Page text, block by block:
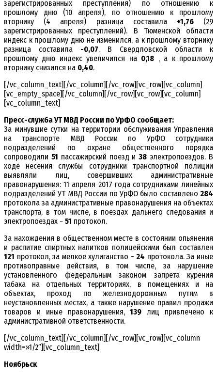
зарегистрированных преступления) по отношению к
прошлому дню (10 апреля), по отношению к прошлому
вторнику (4 апреля) разница составила +1,76(29
зарегистрированных преступлений). В Тюменской области
индекс к прошлому дню не изменился, а к прошлому вторнику
разница составила -0,07. В Свердловской области к
прошлому дню индекс увеличился на 0,18 , а к прошлому
вторнику снизился на 0,40.
[/vc_column_text][/vc_column][/vc_row][vc_row][vc_column]
[vc_empty_space][/vc_column][/vc_row][vc_row][vc_column]
[vc_column_text]
Пресс-служба УТ МВД России по УрФО сообщает:
За минувшие сутки на территории обслуживания Управления
на транспорте МВД России по УрФО сотрудники
подразделений по охране общественного порядка
сопроводили 51 пассажирский поезд и38 электропоездов. В
ходе несения службы сотрудники транспортной полиции
выявляли лиц, совершивших административные
правонарушения: 11 апреля 2017 года сотрудниками линейных
подразделений УТ МВД России по УрФО было составлено 284
протокола за административные правонарушения на объектах
транспорта, в том числе, в поездах дальнего следования и
электропоездах − 51 протокол.
За нахождения в общественном месте в состоянии опьянения
и распитие спиртных напитков полицейскими был составлен
121 протокол, за мелкое хулиганство −24 протокола. За иные
противоправные действия, в том числе, за нарушение
установленного федеральным законом запрета курения
табака на отдельных территориях, в помещениях и на
объектах, проход по железнодорожным путям в
неустановленных местах, а также нарушение правил продажи
товаров и иные правонарушения,139 лиц привлечено к
административной ответственности.
[/vc_column_text][/vc_column][/vc_row][vc_row][vc_column
width=»1/2″][vc_column_text]
Ноябрьск